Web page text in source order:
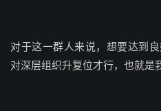
对于这一群人来说，想要达到
对深层组织升复位才行，也就是